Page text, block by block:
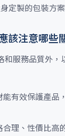
定製的包裝方案
該注意哪些
和服務品質外，
能有效保護產品
合理、性價比高